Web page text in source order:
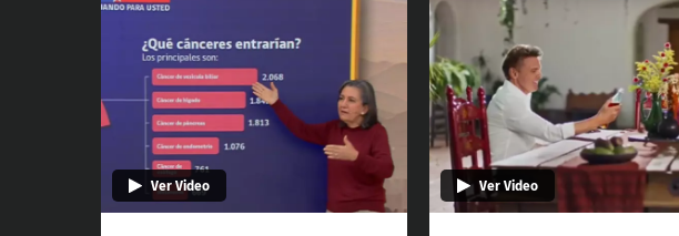
Ver Video Ver Video